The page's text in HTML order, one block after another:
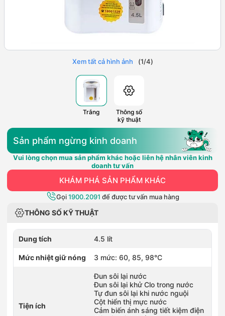
Xem tất cả hình ảnh (1/4)
Trắng
Thông số
kỹ thuật
Sản phẩm ngừng kinh doanh
Vui lòng chọn mua sản phẩm khác hoặc liên hệ nhân viên kinh
doanh tư vấn
KHÁM PHÁ SẢN PHẨM KHÁC
Gọi1900.2091 để được tư vấn mua hàng
THÔNG SỐ KỸ THUẬT
Dung tích 4.5 lít
Mức nhiệt giữ nóng 3 mức: 60, 85, 98°C
Tiện ích
Đun sôi lại nước
Đun sôi lại khử Clo trong nước
Tự đun sôi lại khi nước nguội
Cột hiển thị mực nước
Cảm biến ánh sáng tiết kiệm điện